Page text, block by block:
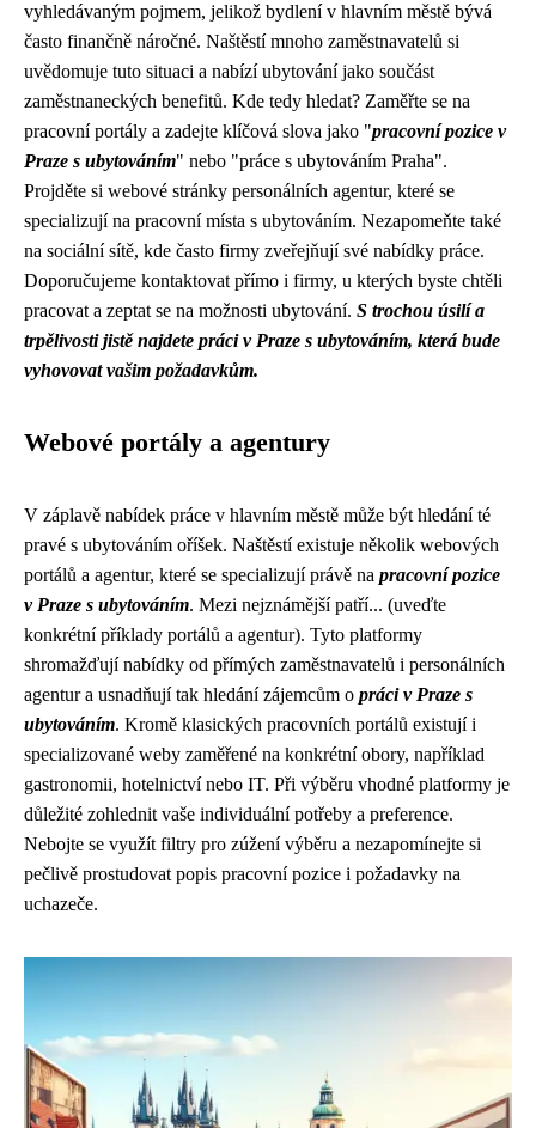
vyhledávaným pojmem, jelikož bydlení v hlavním městě bývá
často finančně náročné. Naštěstí mnoho zaměstnavatelů si
uvědomuje tuto situaci a nabízí ubytování jako součást
zaměstnaneckých benefitů. Kde tedy hledat? Zaměřte se na
pracovní portály a zadejte klíčová slova jako "pracovní pozice v
Praze s ubytováním" nebo "práce s ubytováním Praha".
Projděte si webové stránky personálních agentur, které se
specializují na pracovní místa s ubytováním. Nezapomeňte také
na sociální sítě, kde často firmy zveřejňují své nabídky práce.
Doporučujeme kontaktovat přímo i firmy, u kterých byste chtěli
pracovat a zeptat se na možnosti ubytování. S trochou úsilí a
trpělivosti jistě najdete práci v Praze s ubytováním, která bude
vyhovovat vašim požadavkům.
Webové portály a agentury
V záplavě nabídek práce v hlavním městě může být hledání té
pravé s ubytováním oříšek. Naštěstí existuje několik webových
portálů a agentur, které se specializují právě na pracovní pozice
v Praze s ubytováním. Mezi nejznámější patří... (uveďte
konkrétní příklady portálů a agentur). Tyto platformy
shromažďují nabídky od přímých zaměstnavatelů i personálních
agentur a usnadňují tak hledání zájemcům o práci v Praze s
ubytováním. Kromě klasických pracovních portálů existují i ​​
specializované weby zaměřené na konkrétní obory, například
gastronomii, hotelnictví nebo IT. Při výběru vhodné platformy je
důležité zohlednit vaše individuální potřeby a preference.
Nebojte se využít filtry pro zúžení výběru a nezapomínejte si
pečlivě prostudovat popis pracovní pozice i požadavky na
uchazeče.